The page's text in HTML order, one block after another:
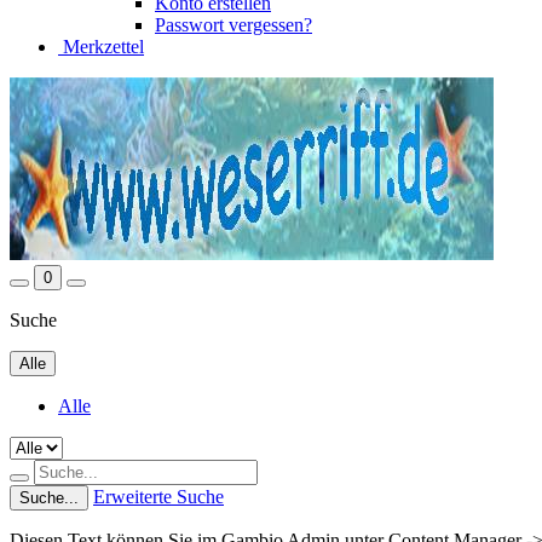
Passwort vergessen?
Merkzettel
0
Suche
Alle
Alle
Suche... Erweiterte Suche